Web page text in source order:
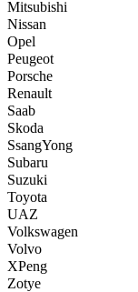
Mitsubishi
Nissan
Opel
Peugeot
Porsche
Renault
Saab
Skoda
SsangYong
Subaru
Suzuki
Toyota
UAZ
Volkswagen
Volvo
XPeng
Zotye